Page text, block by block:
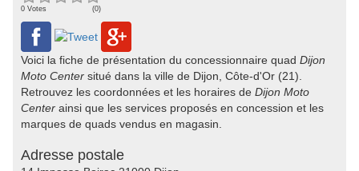
0 Votes (0)
Voici la fiche de présentation du concessionnaire quad Dijon
Moto Center situé dans la ville de Dijon, Côte-d'Or (21).
Retrouvez les coordonnées et les horaires de Dijon Moto
Center ainsi que les services proposés en concession et les
marques de quads vendus en magasin.
Adresse postale